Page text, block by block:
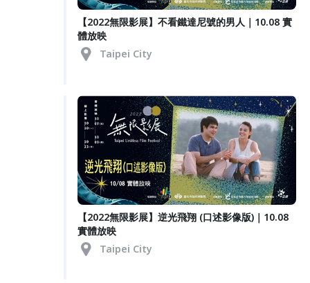
【2022無限影展】不看鐵達尼號的男人｜10.08 實
體放映
Taipei City
【2022無限影展】逆光飛翔 (口述影像版)｜10.08
實體放映
Taipei City